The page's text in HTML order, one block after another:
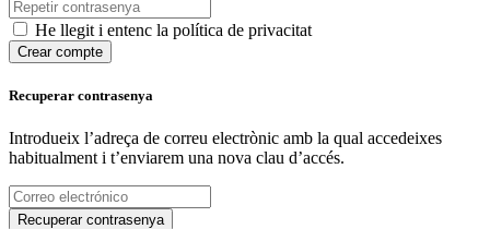
He llegit i entenc la política de privacitat
Crear compte
Recuperar contrasenya
Introdueix l’adreça de correu electrònic amb la qual accedeixes
habitualment i t’enviarem una nova clau d’accés.
Recuperar contrasenya